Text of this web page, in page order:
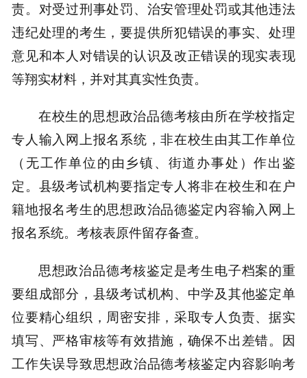
责。对受过刑事处罚、治安管理处罚或其他违法
违纪处理的考生，要提供所犯错误的事实、处理
意见和本人对错误的认识及改正错误的现实表现
等翔实材料，并对其真实性负责。
在校生的思想政治品德考核由所在学校指定
专人输入网上报名系统，非在校生由其工作单位
（无工作单位的由乡镇、街道办事处）作出鉴
定。县级考试机构要指定专人将非在校生和在户
籍地报名考生的思想政治品德鉴定内容输入网上
报名系统。考核表原件留存备查。
思想政治品德考核鉴定是考生电子档案的重
要组成部分，县级考试机构、中学及其他鉴定单
位要精心组织，周密安排，采取专人负责、据实
填写、严格审核等有效措施，确保不出差错。因
工作失误导致思想政治品德考核鉴定内容影响考